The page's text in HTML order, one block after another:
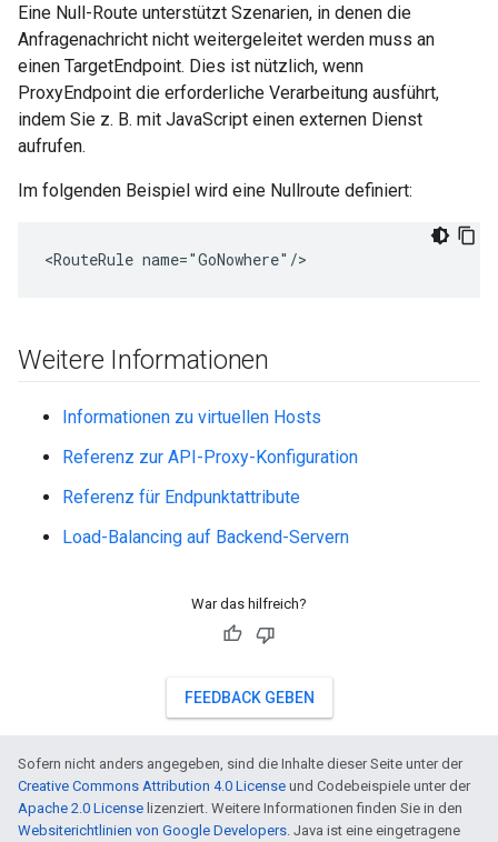
Eine Null-Route unterstützt Szenarien, in denen die
Anfragenachricht nicht weitergeleitet werden muss an
einen TargetEndpoint. Dies ist nützlich, wenn
ProxyEndpoint die erforderliche Verarbeitung ausführt,
indem Sie z. B. mit JavaScript einen externen Dienst
aufrufen.
Im folgenden Beispiel wird eine Nullroute definiert:
<RouteRule name="GoNowhere"/>
Weitere Informationen
Informationen zu virtuellen Hosts
Referenz zur API-Proxy-Konfiguration
Referenz für Endpunktattribute
Load-Balancing auf Backend-Servern
War das hilfreich?
FEEDBACK GEBEN
Sofern nicht anders angegeben, sind die Inhalte dieser Seite unter der
Creative Commons Attribution 4.0 License und Codebeispiele unter der
Apache 2.0 License lizenziert. Weitere Informationen finden Sie in den
Websiterichtlinien von Google Developers . Java ist eine eingetragene